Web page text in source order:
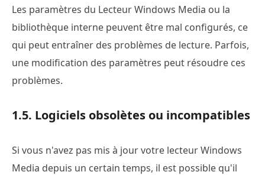
Les paramètres du Lecteur Windows Media ou la
bibliothèque interne peuvent être mal configurés, ce
qui peut entraîner des problèmes de lecture. Parfois,
une modification des paramètres peut résoudre ces
problèmes.
1.5. Logiciels obsolètes ou incompatibles
Si vous n'avez pas mis à jour votre lecteur Windows
Media depuis un certain temps, il est possible qu'il